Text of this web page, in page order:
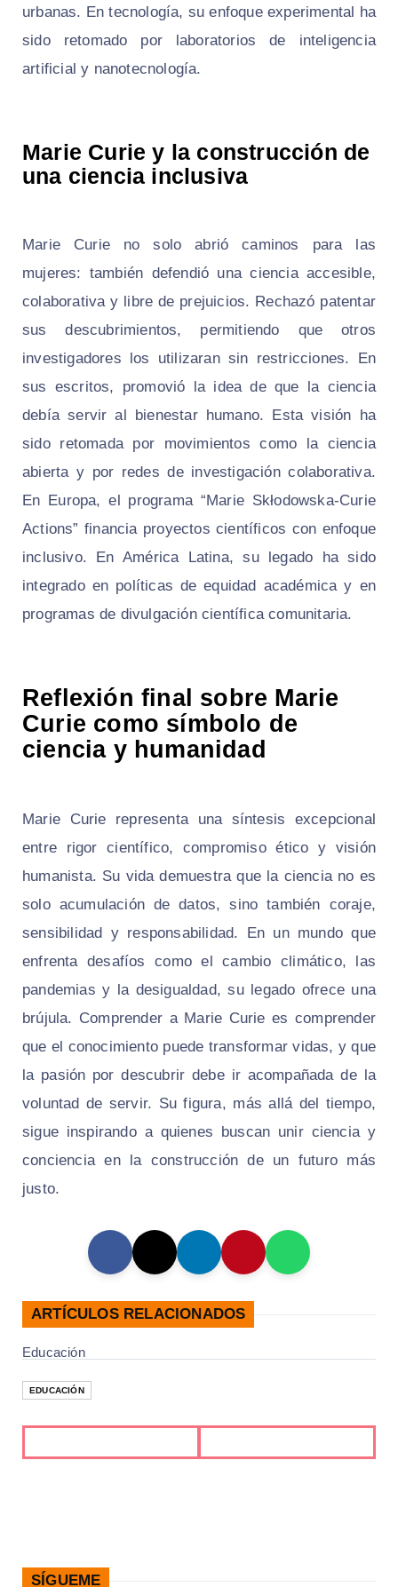
urbanas. En tecnología, su enfoque experimental ha
sido retomado por laboratorios de inteligencia
artificial y nanotecnología.
Marie Curie y la construcción de
una ciencia inclusiva
Marie Curie no solo abrió caminos para las
mujeres: también defendió una ciencia accesible,
colaborativa y libre de prejuicios. Rechazó patentar
sus descubrimientos, permitiendo que otros
investigadores los utilizaran sin restricciones. En
sus escritos, promovió la idea de que la ciencia
debía servir al bienestar humano. Esta visión ha
sido retomada por movimientos como la ciencia
abierta y por redes de investigación colaborativa.
En Europa, el programa “Marie Skłodowska-Curie
Actions” financia proyectos científicos con enfoque
inclusivo. En América Latina, su legado ha sido
integrado en políticas de equidad académica y en
programas de divulgación científica comunitaria.
Reflexión final sobre Marie
Curie como símbolo de
ciencia y humanidad
Marie Curie representa una síntesis excepcional
entre rigor científico, compromiso ético y visión
humanista. Su vida demuestra que la ciencia no es
solo acumulación de datos, sino también coraje,
sensibilidad y responsabilidad. En un mundo que
enfrenta desafíos como el cambio climático, las
pandemias y la desigualdad, su legado ofrece una
brújula. Comprender a Marie Curie es comprender
que el conocimiento puede transformar vidas, y que
la pasión por descubrir debe ir acompañada de la
voluntad de servir. Su figura, más allá del tiempo,
sigue inspirando a quienes buscan unir ciencia y
conciencia en la construcción de un futuro más
justo.
ARTÍCULOS RELACIONADOS
Educación
EDUCACIÓN
SÍGUEME